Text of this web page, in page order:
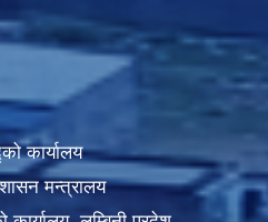
कार्यालय
मन्त्रालय